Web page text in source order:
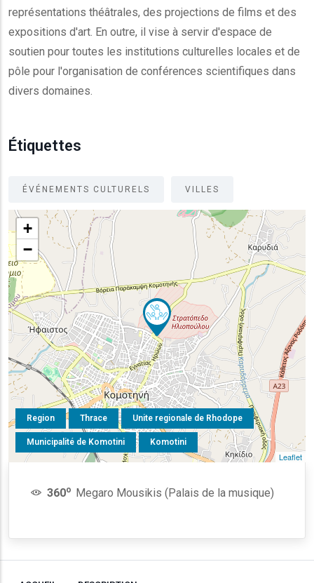
représentations théâtrales, des projections de films et des
expositions d'art. En outre, il vise à servir d'espace de
soutien pour toutes les institutions culturelles locales et de
pôle pour l'organisation de conférences scientifiques dans
divers domaines.
Étiquettes
ÉVÉNEMENTS CULTURELS VILLES
Region Thrace Unite regionale de Rhodope
Municipalité de Komotini Komotini
+
−
Leaflet
360o Megaro Mousikis (Palais de la musique)